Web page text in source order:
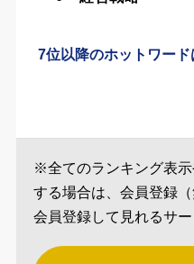
7位以降のホットワー
※全てのランキング表
する場合は、会員登録（
会員登録して見れるサ